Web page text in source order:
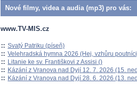
Nové filmy, videa a audia (mp3) pro vás:
www.TV-MIS.cz
:: Svatý Patriku (píseň)
:: Velehradská hymna 2026 (Hej, vzhůru
:: Litanie ke sv. Františkovi z Assisi ()
:: Kázání z Vranova nad Dyjí 12. 7. 2026 (15.
:: Kázání z Vranova nad Dyjí 28. 6. 2026 (13.